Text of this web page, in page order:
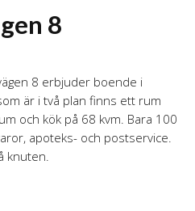
8
8 erbjuder boende i
är i två plan finns ett rum
och kök på 68 kvm. Bara 100
apoteks- och postservice.
knuten.